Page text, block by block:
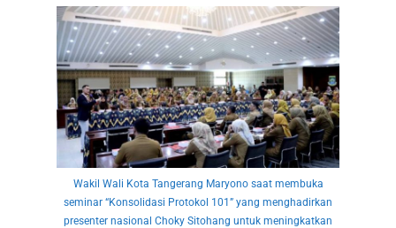
Wakil Wali Kota Tangerang Maryono saat membuka
seminar “Konsolidasi Protokol 101” yang menghadirkan
presenter nasional Choky Sitohang untuk meningkatkan